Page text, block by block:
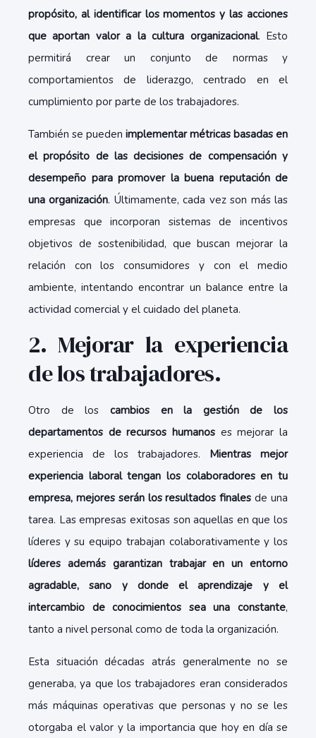
propósito, al identificar los momentos y las acciones
que aportan valor a la cultura organizacional. Esto
permitirá crear un conjunto de normas y
comportamientos de liderazgo, centrado en el
cumplimiento por parte de los trabajadores.
También se pueden implementar métricas basadas en
el propósito de las decisiones de compensación y
desempeño para promover la buena reputación de
una organización. Últimamente, cada vez son más las
empresas que incorporan sistemas de incentivos
objetivos de sostenibilidad, que buscan mejorar la
relación con los consumidores y con el medio
ambiente, intentando encontrar un balance entre la
actividad comercial y el cuidado del planeta.
2. Mejorar la experiencia
de los trabajadores.
Otro de los cambios en la gestión de los
departamentos de recursos humanos es mejorar la
experiencia de los trabajadores. Mientras mejor
experiencia laboral tengan los colaboradores en tu
empresa, mejores serán los resultados finalesde una
tarea. Las empresas exitosas son aquellas en que los
líderes y su equipo trabajan colaborativamente y los
líderes además garantizan trabajar en un entorno
agradable, sano y donde el aprendizaje y el
intercambio de conocimientos sea una constante,
tanto a nivel personal como de toda la organización.
Esta situación décadas atrás generalmente no se
generaba, ya que los trabajadores eran considerados
más máquinas operativas que personas y no se les
otorgaba el valor y la importancia que hoy en día se